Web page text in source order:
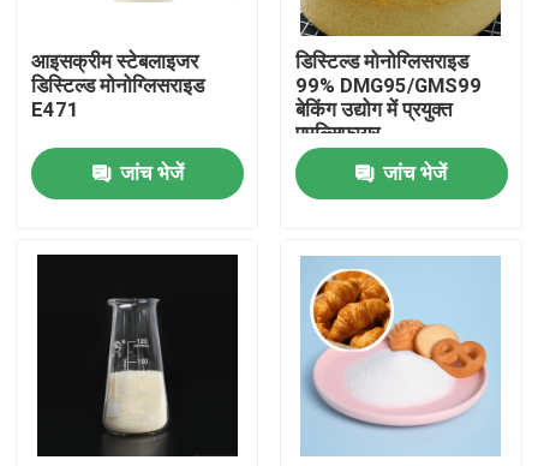
हमारे बारे में
कारखाना भ्रमण
संपर्क करें
एक उद्धरण का अनुरोध करें
आइसक्रीम स्टेबलाइजर
डिस्टिल्ड मोनोग्लिसराइड
E471
जांच भेजें
डिस्टिल्ड मोनोग्लिसराइड
99% DMG95/GMS99
बेकिंग उद्योग में प्रयुक्त
एमुल्सिफायर
जांच भेजें